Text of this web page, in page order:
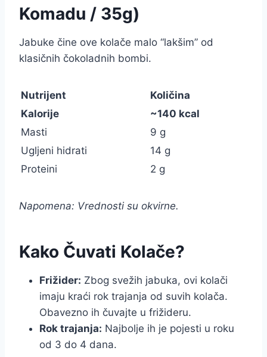
Komadu / 35g)
Jabuke čine ove kolače malo “lakšim” od
klasičnih čokoladnih bombi.
Nutrijent
Količina
Kalorije
~140 kcal
Masti
9 g
Ugljeni hidrati
14 g
Proteini
2 g
Napomena: Vrednosti su okvirne.
Kako Čuvati Kolače?
Frižider: Zbog svežih jabuka, ovi kolači
imaju kraći rok trajanja od suvih kolača.
Obavezno ih čuvajte u frižideru.
Rok trajanja: Najbolje ih je pojesti u roku
od 3 do 4 dana.